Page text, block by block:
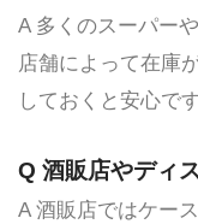
A 多くのスーパー
店舗によって在庫
しておくと安心です
Q 酒販店やディ
A 酒販店ではケー